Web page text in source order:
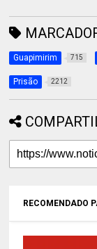
Guapimirim 715
Prisão 2212
RECOMENDADO